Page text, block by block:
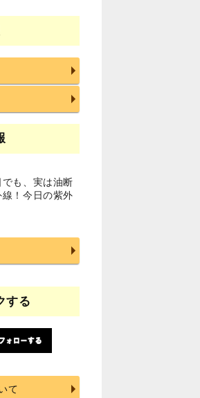
も、実は油断
！今日の紫外
する
て